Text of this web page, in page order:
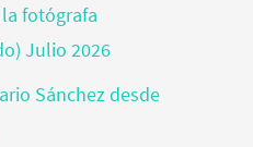
fotógrafa
Julio 2026
Sánchez desde